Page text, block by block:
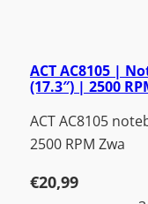
ACT AC8105 |
(17.3″) | 2500
ACT AC8105
2500 RPM Zwa
€20,99